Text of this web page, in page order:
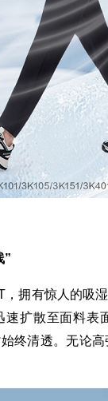
”
拥有惊人的吸
扩散至面料表
终清透。无论